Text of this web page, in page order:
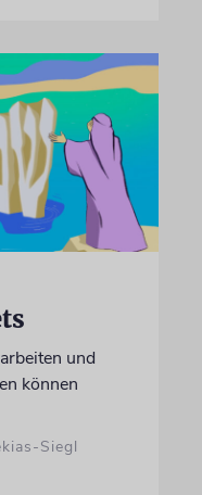
und
können
Siegl